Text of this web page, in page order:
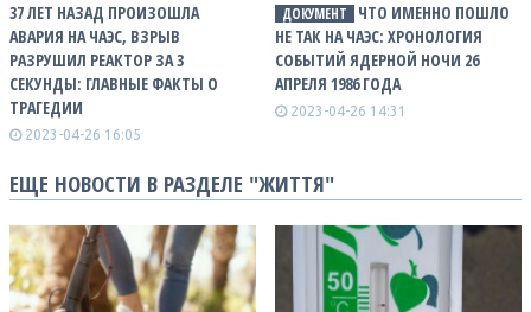
37 ЛЕТ НАЗАД ПРОИЗОШЛА
АВАРИЯ НА ЧАЭС, ВЗРЫВ
РАЗРУШИЛ РЕАКТОР ЗА 3
СЕКУНДЫ: ГЛАВНЫЕ ФАКТЫ О
ТРАГЕДИИ
2023-04-26 16:05
ДОКУМЕНТ
ЧТО ИМЕННО ПОШЛО
НЕ ТАК НА ЧАЭС: ХРОНОЛОГИЯ
СОБЫТИЙ ЯДЕРНОЙ НОЧИ 26
АПРЕЛЯ 1986 ГОДА
2023-04-26 14:31
ЕЩЕ НОВОСТИ В РАЗДЕЛЕ "ЖИТТЯ"